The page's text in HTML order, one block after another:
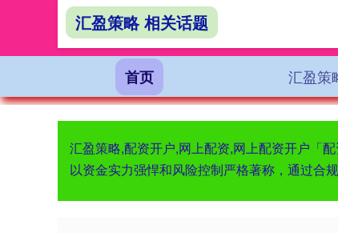
首页 汇盈策
汇盈策略,配资开户,网上配资,网上配资开户「
以资金实力强悍和风险控制严格著称，通过合
汇盈策略 相关话题